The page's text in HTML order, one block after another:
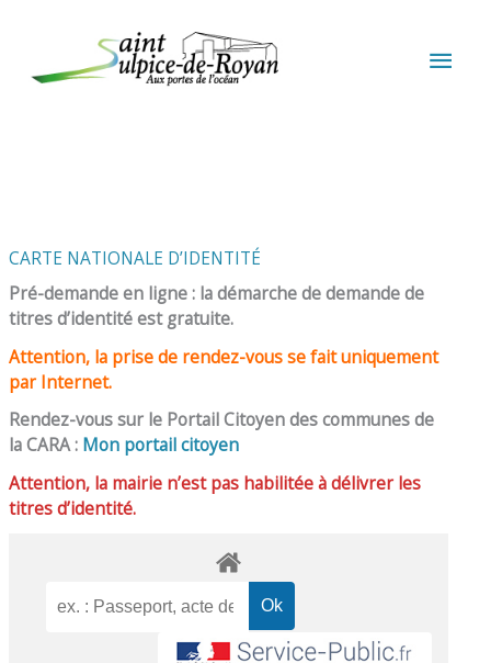
CARTE NATIONALE D’IDENTITÉ
Pré-demande en ligne : la démarche de demande de
titres d’identité est gratuite.
Attention, la prise de rendez-vous se fait uniquement
par Internet.
Rendez-vous sur le Portail Citoyen des communes de
la CARA : Mon portail citoyen
Attention, la mairie n’est pas habilitée à délivrer les
titres d’identité.